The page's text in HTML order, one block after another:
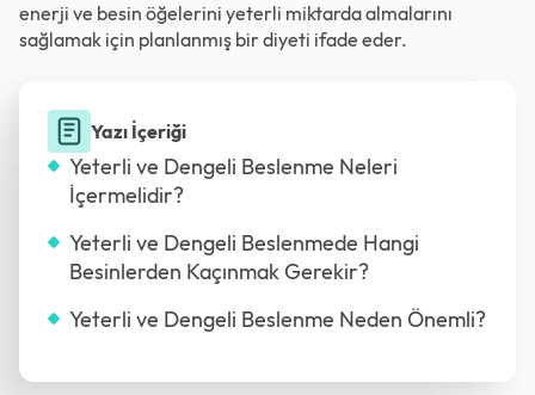
enerji ve besin öğelerini yeterli miktarda almalarını
sağlamak için planlanmış bir diyeti ifade eder.
Yazı İçeriği
Yeterli ve Dengeli Beslenme Neleri
İçermelidir?
Yeterli ve Dengeli Beslenmede Hangi
Besinlerden Kaçınmak Gerekir?
Yeterli ve Dengeli Beslenme Neden Önemli?